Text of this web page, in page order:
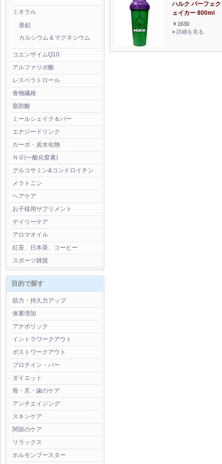
ミネラル
亜鉛
カルシウム＆マグネシウム
コエンザイムQ10
アルファリポ酸
レスベラトロール
食物繊維
脂肪酸
ミールシェイク＆バー
エナジードリンク
カーボ・炭水化物
ＮＯ(一酸化窒素)
グルコサミン&コンドロイチン
メラトニン
ヘアケア
お子様用サプリメント
デイリーケア
アロマオイル
紅茶、日本茶、コーヒー
スポーツ雑貨
目的で探す
筋力・持久力アップ
体重増加
アナボリック
イントラワークアウト
ポストワークアウト
プロテイン・バー
ダイエット
骨・爪・歯のケア
アンチエイジング
スキンケア
関節のケア
リラックス
ホルモンブースター
ハルク パーフェ
ェイカー 800ml
￥1630
» 詳細を見る